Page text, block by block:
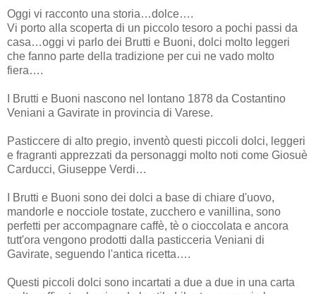
Oggi vi racconto una storia…dolce….
Vi porto alla scoperta di un piccolo tesoro a pochi passi da
casa…oggi vi parlo dei Brutti e Buoni, dolci molto leggeri
che fanno parte della tradizione per cui ne vado molto
fiera….
I Brutti e Buoni nascono nel lontano 1878 da Costantino
Veniani a Gavirate in provincia di Varese.
Pasticcere di alto pregio, inventò questi piccoli dolci, leggeri
e fragranti apprezzati da personaggi molto noti come Giosuè
Carducci, Giuseppe Verdi…
I Brutti e Buoni sono dei dolci a base di chiare d'uovo,
mandorle e nocciole tostate, zucchero e vanillina, sono
perfetti per accompagnare caffè, tè o cioccolata e ancora
tutt'ora vengono prodotti dalla pasticceria Veniani di
Gavirate, seguendo l'antica ricetta….
Questi piccoli dolci sono incartati a due a due in una carta